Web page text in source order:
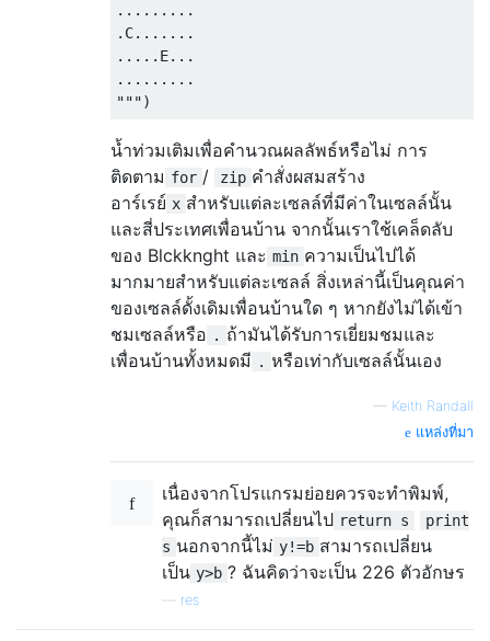
.........
.C.......
.....E...
.........
น้ำท่วมเติมเพื่อคำนวณผลลัพธ์หรือไม่ การ
ติดตาม for / zip คำสั่งผสมสร้าง
อาร์เรย์ x สำหรับแต่ละเซลล์ที่มีค่าในเซลล์นั้น
และสี่ประเทศเพื่อนบ้าน จากนั้นเราใช้เคล็ดลับ
ของ Blckknght และ min ความเป็นไปได้
มากมายสำหรับแต่ละเซลล์ สิ่งเหล่านี้เป็นคุณค่า
ของเซลล์ดั้งเดิมเพื่อนบ้านใด ๆ หากยังไม่ได้เข้า
ชมเซลล์หรือ . ถ้ามันได้รับการเยี่ยมชมและ
เพื่อนบ้านทั้งหมดมี . หรือเท่ากับเซลล์นั้นเอง
— Keith Randall
แหล่งที่มา
เนื่องจากโปรแกรมย่อยควรจะทำพิมพ์,
คุณก็สามารถเปลี่ยนไป return s
print
s นอกจากนี้ไม่ y!=b สามารถเปลี่ยน
เป็น y>b ? ฉันคิดว่าจะเป็น 226 ตัวอักษร
res